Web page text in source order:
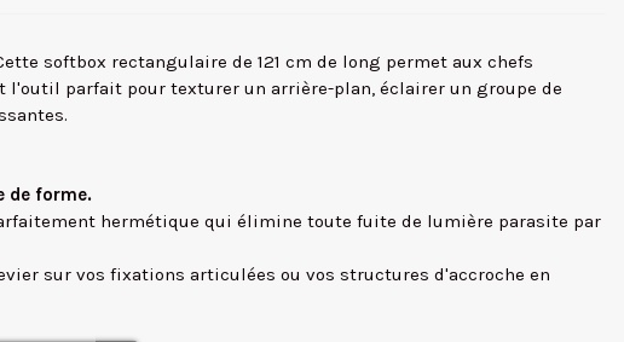
softbox rectangulaire de 121 cm de long permet aux chefs
l'outil parfait pour texturer un arrière-plan, éclairer un groupe de
de forme.
hermétique qui élimine toute fuite de lumière parasite par
sur vos fixations articulées ou vos structures d'accroche en